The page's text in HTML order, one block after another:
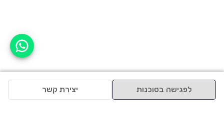
לפגישה בסוכנות יצירת קשר
אפשר לעזור?